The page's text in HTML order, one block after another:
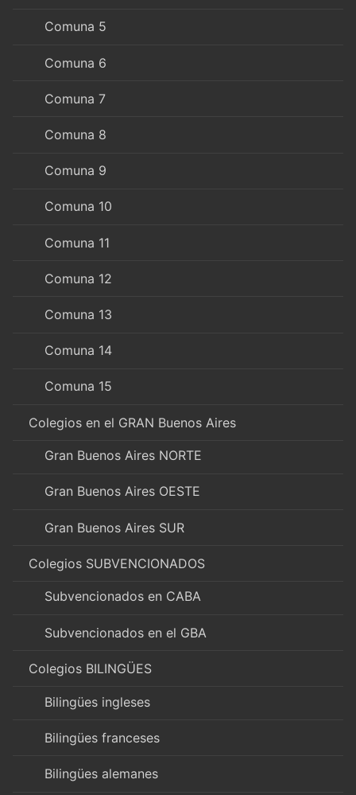
Comuna 5
Comuna 6
Comuna 7
Comuna 8
Comuna 9
Comuna 10
Comuna 11
Comuna 12
Comuna 13
Comuna 14
Comuna 15
Colegios en el GRAN Buenos Aires
Gran Buenos Aires NORTE
Gran Buenos Aires OESTE
Gran Buenos Aires SUR
Colegios SUBVENCIONADOS
Subvencionados en CABA
Subvencionados en el GBA
Colegios BILINGÜES
Bilingües ingleses
Bilingües franceses
Bilingües alemanes